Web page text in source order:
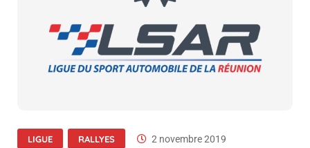
LIGUE RALLYES 2 novembre 2019